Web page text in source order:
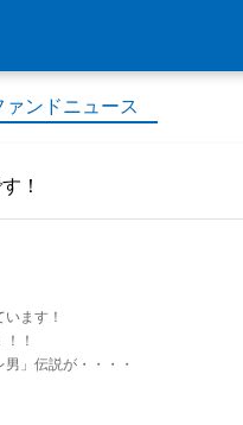
ンドニュース
！
ます！
！
」伝説が・・・・